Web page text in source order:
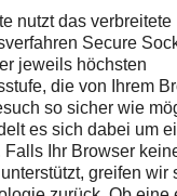
nutzt das verbreitete
Secure
jeweils höchsten
die von Ihrem
so sicher wie
es sich dabei um
Ihr Browser
greifen wir